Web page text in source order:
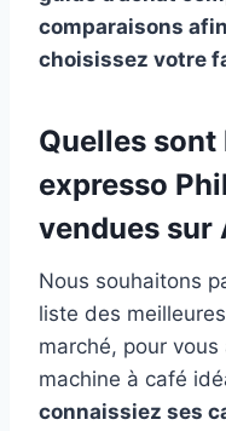
comparaisons
choisissez votre
Quelles
expresso
vendues sur
Nous souhaitons
liste des
marché, pour
machine à café
connaissiez ses